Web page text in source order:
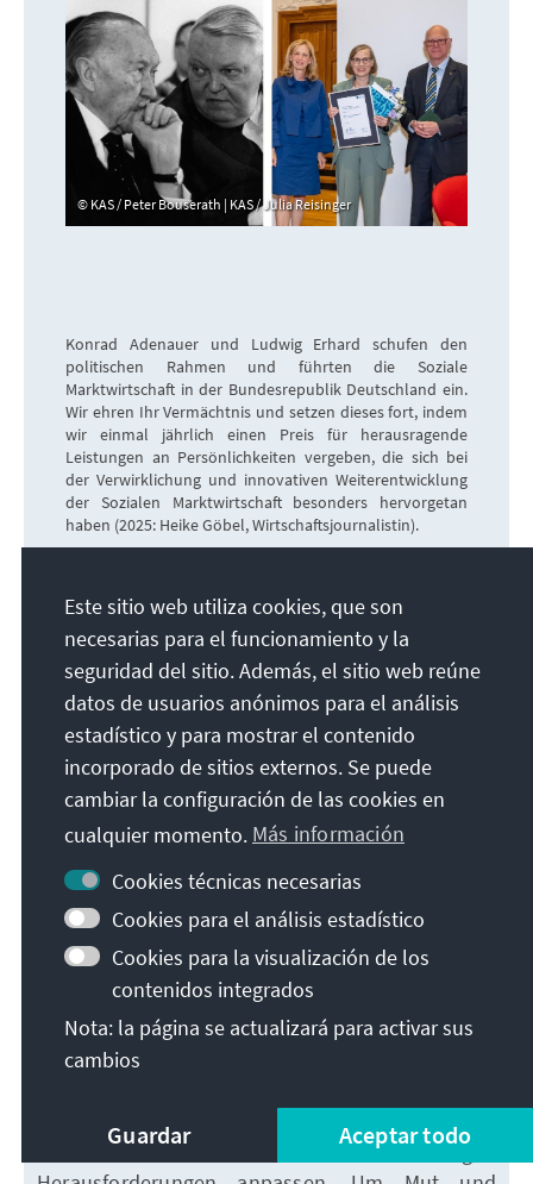
KAS / Peter Bouserath | KAS / Julia Reisinger
Konrad Adenauer und Ludwig Erhard schufen den
politischen Rahmen und führten die Soziale
Marktwirtschaft in der Bundesrepublik Deutschland ein.
Wir ehren Ihr Vermächtnis und setzen dieses fort, indem
wir einmal jährlich einen Preis für herausragende
Leistungen an Persönlichkeiten vergeben, die sich bei
der Verwirklichung und innovativen Weiterentwicklung
der Sozialen Marktwirtschaft besonders hervorgetan
haben (2025: Heike Göbel, Wirtschaftsjournalistin).
Einemarktwirtschaftliche Orientierung
verbunden mit Hilfsmaßnahmen bei Bedürftigkeit
und der Sozialpartnerschaft zwischen Arbeitgebern
und Gewerkschaften, ebnete den Weg zum hart
erarbeiteten „Wirtschaftswunder“ im Sinne des von
Erhard postulierten Mottos„Wohlstand für alle“
Um dieses Ziel in der globalisierten Welt von heute
zu realisieren, sind Mut, Veränderungsbereitschaft
„Ära Adenauer“ der Fall war.
Preis Soziale
Marktwirtschaft:
Einführung der Sozialen
Marktwirtschaft prägte die
das Konzept auch künftig erfolgreich bleibt, muss
es sich innovativ weiterentwickeln und heutigen
Este sitio web utiliza cookies, que son
necesarias para el funcionamiento y la
seguridad del sitio. Además, el sitio web reúne
datos de usuarios anónimos para el análisis
estadístico y para mostrar el contenido
incorporado de sitios externos. Se puede
cambiar la configuración de las cookies en
cualquier momento. Más información
Cookies técnicas necesarias
Cookies para el análisis estadístico
Cookies para la visualización de los
contenidos integrados
Nota: la página se actualizará para activar sus
cambios
Guardar Aceptar todo